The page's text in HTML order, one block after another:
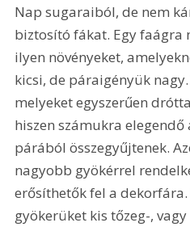
Nap sugaraiból, de nem
biztosító fákat. Egy
ilyen növényeket,
kicsi, de páraigényük
melyeket egyszerűen
hiszen számukra
párából összegyűjtenek.
nagyobb gyökérrel
erősíthetők fel a
gyökerüket kis tőzeg-,